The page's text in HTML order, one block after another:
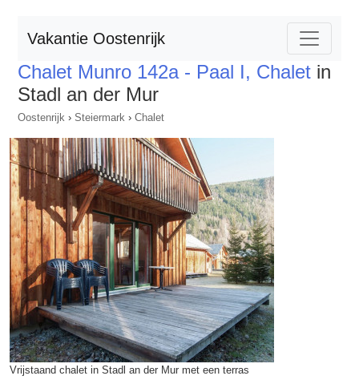
Vakantie Oostenrijk
Chalet Munro 142a - Paal I, Chalet in
Stadl an der Mur
Oostenrijk › Steiermark › Chalet
Vrijstaand chalet in Stadl an der Mur met een terras